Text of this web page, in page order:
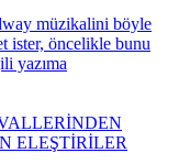
müzikalini böyle
ister, öncelikle bunu
yazıma
ELEŞTİRİLER